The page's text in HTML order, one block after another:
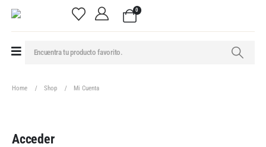
0
Home Shop Mi Cuenta
Acceder